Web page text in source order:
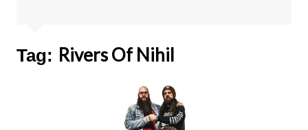
Tag: Rivers Of Nihil